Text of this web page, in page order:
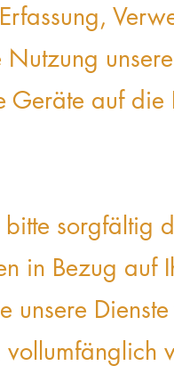
Geräte auf die
sorgfältig
in Bezug auf
unsere